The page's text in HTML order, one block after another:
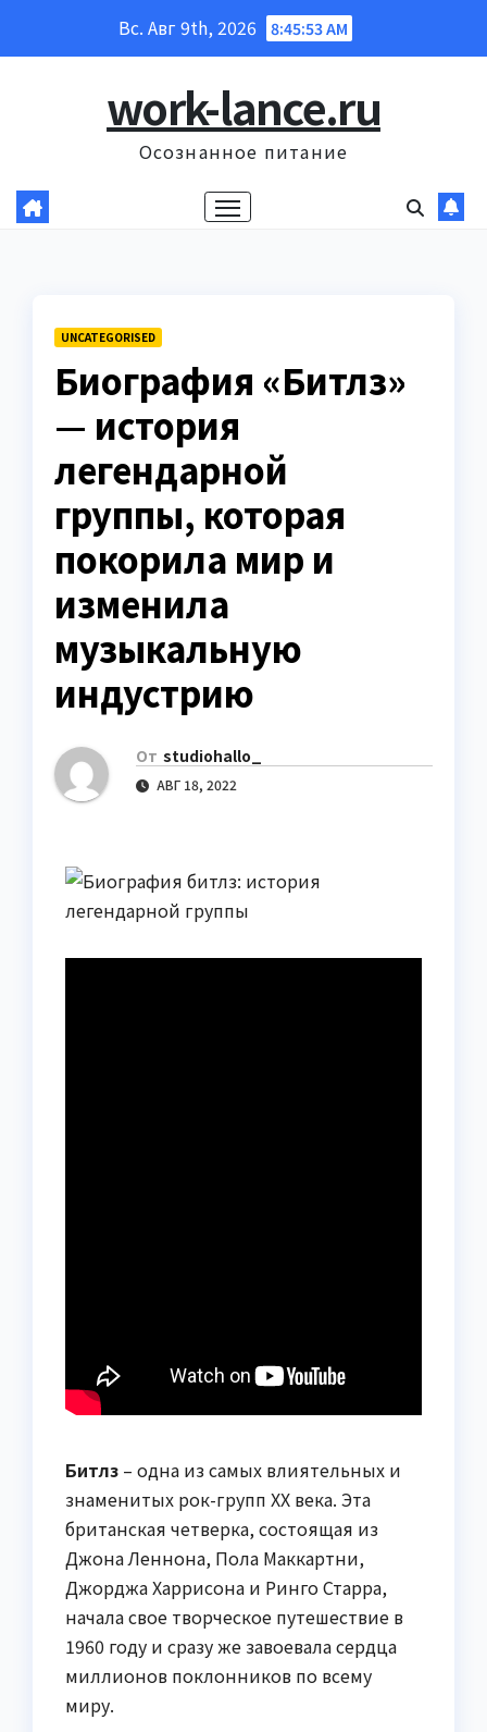
Вс. Авг 9th, 2026 8:45:54 AM
work-lance.ru
Осознанное питание
UNCATEGORISED
Биография «Битлз»
— история
легендарной
группы, которая
покорила мир и
изменила
музыкальную
индустрию
От studiohallo_
АВГ 18, 2022
Битлз – одна из самых влиятельных и
знаменитых рок-групп XX века. Эта
британская четверка, состоящая из
Джона Леннона, Пола Маккартни,
Джорджа Харрисона и Ринго Старра,
начала свое творческое путешествие в
1960 году и сразу же завоевала сердца
миллионов поклонников по всему
миру.